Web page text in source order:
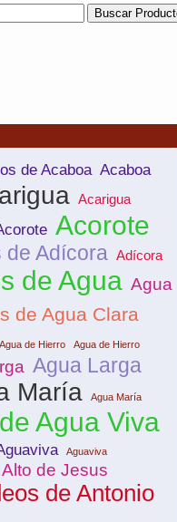
de Acaboa Acaboa
Acarigua
Acorote
de Adícora Adícora
de Agua Agua
de Agua Clara
de Hierro Agua de Hierro
Agua Larga
María Agua María
Agua Viva
Aguaviva
Alto de Jesus
de Antonio